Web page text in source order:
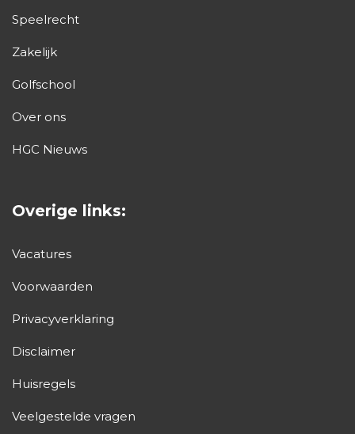
Speelrecht
Zakelijk
Golfschool
Over ons
HGC Nieuws
Overige links:
Vacatures
Voorwaarden
Privacyverklaring
Disclaimer
Huisregels
Veelgestelde vragen